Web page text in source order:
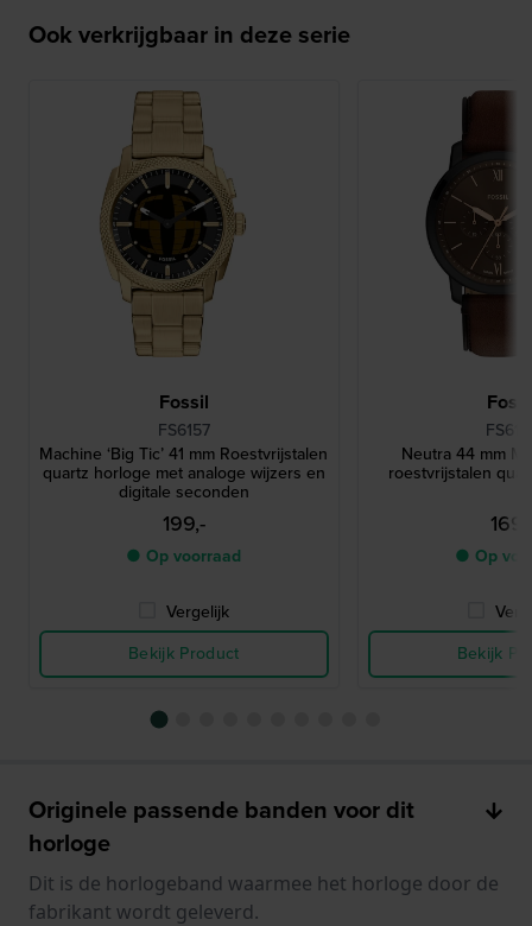
Ook verkrijgbaar in deze serie
Fossil
FS6157
Machine ‘Big Ticʼ 41 mm Roestvrijstalen
quartz horloge met analoge wijzers en
digitale seconden
199,-
● Op voorraad
Vergelijk
Bekijk Product
Neutra 44 mm
roestvrijstalen
● Op
Bekijk
Originele passende banden voor dit
horloge
Dit is de horlogeband waarmee het horloge door de
fabrikant wordt geleverd.